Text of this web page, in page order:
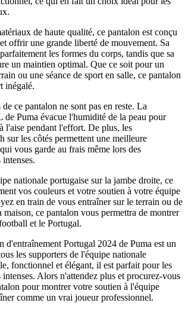
de haute qualité, ce pantalon est conçu
offrir une grande liberté de mouvement. Sa
les formes du corps, tandis que sa
un maintien optimal. Que ce soit pour un
ou une séance de sport en salle, ce pantalon
inégalé.
ce pantalon ne sont pas en reste. La
Puma évacue l'humidité de la peau pour
l'aise pendant l'effort. De plus, les
sur les côtés permettent une meilleure
vous garde au frais même lors des
nationale portugaise sur la jambe droite, ce
vos couleurs et votre soutien à votre équipe
en train de vous entraîner sur le terrain ou de
maison, ce pantalon vous permettra de montrer
et le Portugal.
d'entraînement Portugal 2024 de Puma est un
les supporters de l'équipe nationale
fonctionnel et élégant, il est parfait pour les
intenses. Alors n'attendez plus et procurez-vous
pour montrer votre soutien à l'équipe
comme un vrai joueur professionnel.